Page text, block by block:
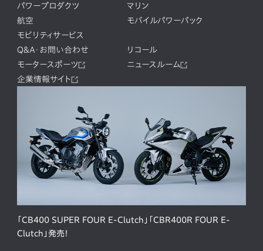
パワープロダクツ
マリン
航空
モバイルパワーパック
モビリティサービス
Q&A・お問い合わせ
リコール
モータースポーツ
ニュースルーム
企業情報サイト
「CB400 SUPER FOUR E-Clutch」「CBR400R FOUR E-
Clutch」発売！